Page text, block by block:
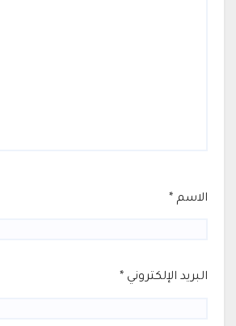
الاسم *
البريد الإلكتروني *